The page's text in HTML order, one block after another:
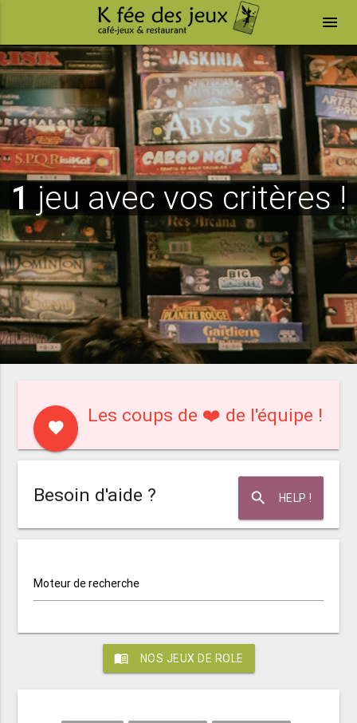
menu
1 jeu avec vos critères !
favorite
Les coups de ❤️ de l'équipe !
search HELP !
Besoin d'aide ?
Moteur de recherche
menu_book NOS JEUX DE ROLE